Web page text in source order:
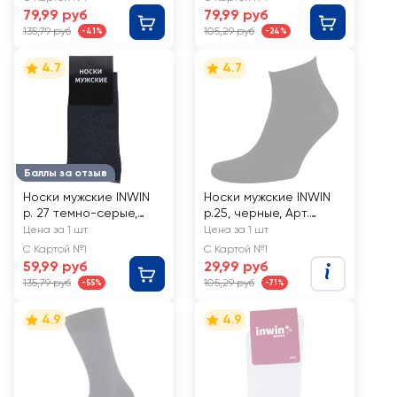
79,99 руб
135,79 руб -41%
79,99 руб
105,29 руб -24%
Баллы за отзыв
4.7
Носки мужские INWIN
р. 27 темно-серые,
Арт. BMS02-02
Цена за 1 шт
С Картой №1
59,99 руб
135,79 руб -55%
4.7
Носки мужские INWIN
р.25, черные, Арт.
BMS12-1
Цена за 1 шт
С Картой №1
29,99 руб
105,29 руб -71%
4.9 4.9